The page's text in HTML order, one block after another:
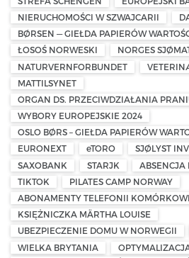
NIERUCHOMOŚCI W SZWAJCARII
BØRSEN — GIEŁDA PAPIERÓW
ŁOSOŚ NORWESKI
NORGES
NATURVERNFORBUNDET
MATTILSYNET
ORGAN DS. PRZECIWDZIAŁANIA
WYBORY EUROPEJSKIE 2024
OSLO BØRS – GIEŁDA PAPIERÓW
EURONEXT
eTORO SJØLYST
SAXOBANK
STARJK
ABSENCJA
TIKTOK
PILATES CAMP NORWAY
ABONAMENTY TELEFONII
KSIĘŻNICZKA MÄRTHA LOUISE
UBEZPIECZENIE DOMU W NORWEGII
WIELKA BRYTANIA